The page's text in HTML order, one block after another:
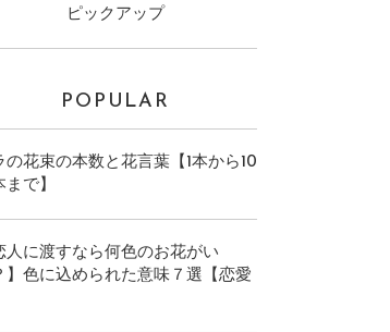
ピックアップ
POPULAR
の花束の本数と花言葉【1本から10
まで】
人に渡すなら何色のお花がい
】色に込められた意味７選【恋愛